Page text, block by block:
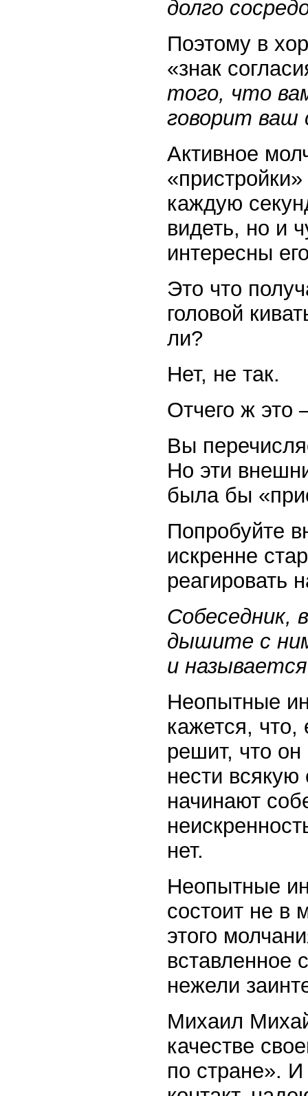
долго
Поэтому в
«знак
того, что
говорит ваш
Активное
каждую
видеть, но и
интересны
Это что
головой
ли?
Нет, не так.
Отчего ж это
Вы
Но эти
была бы
Попробуйте
искренне
реагировать
Собеседник,
дышите с
и
Неопытные
кажется, что,
решит, что
нести всякую
начинают
нет.
Неопытные
состоит не в
этого
вставленное
нежели
Михаил
качестве
по стране».